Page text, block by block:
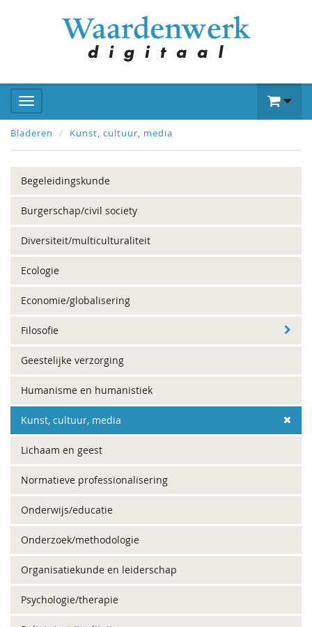
Bladeren Kunst, cultuur, media
Begeleidingskunde
Burgerschap/civil society
Diversiteit/multiculturaliteit
Ecologie
Economie/globalisering
Filosofie
Geestelijke verzorging
Humanisme en humanistiek
Kunst, cultuur, media
Lichaam en geest
Normatieve professionalisering
Onderwijs/educatie
Onderzoek/methodologie
Organisatiekunde en leiderschap
Psychologie/therapie